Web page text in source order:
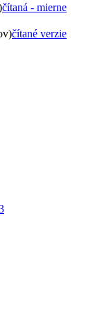
čítaná - mierne
čítané verzie